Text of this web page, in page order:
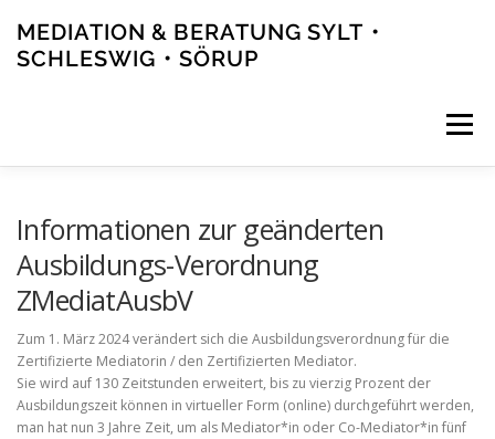
Inhalt
springen
MEDIATION & BERATUNG SYLT・
SCHLESWIG・SÖRUP
Menü
KONTAKT
Informationen zur geänderten
Ausbildungs-Verordnung
ZMediatAusbV
Zum 1. März 2024 verändert sich die Ausbildungsverordnung für die
Zertifizierte Mediatorin / den Zertifizierten Mediator.
Sie wird auf 130 Zeitstunden erweitert, bis zu vierzig Prozent der
Ausbildungszeit können in virtueller Form (online) durchgeführt werden,
man hat nun 3 Jahre Zeit, um als Mediator*in oder Co-Mediator*in fünf